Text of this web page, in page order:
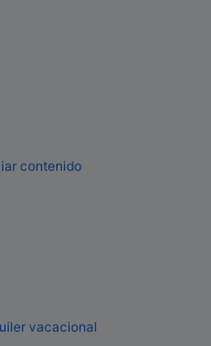
contenido
vacacional